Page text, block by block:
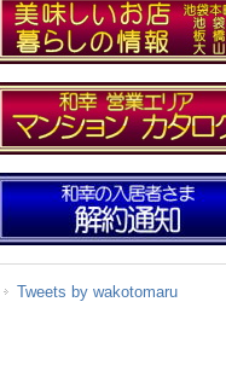
Tweets by wakotomaru